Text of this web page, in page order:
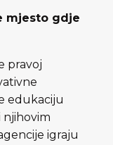
mjesto gdje
pravoj
edukaciju
njihovim
igraju